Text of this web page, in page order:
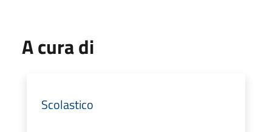
A cura di
Scolastico